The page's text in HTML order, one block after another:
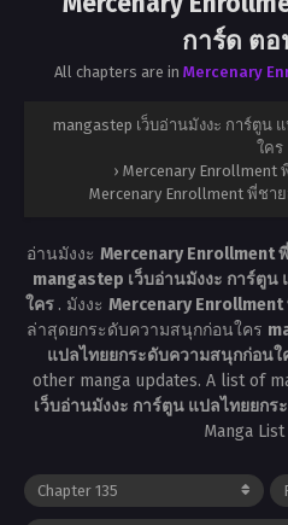
การ์ด ตอ
All chapters are in Mercenary
mangastep เว็บอ่านมังงะ การ์ตู
ใคร
› Mercenary Enrollment
Mercenary Enrollment พี่ชา
อ่านมังงะ Mercenary Enrollment
mangastep เว็บอ่านมังงะ การ์ตู
ใคร . มังงะ Mercenary
ล่าสุดยกระดับความสนุกก่อนใคร
แปลไทยยกระดับความสนุกก่อนใ
other manga updates. A list of
เว็บอ่านมังงะ การ์ตูน แปลไทยยก
Manga